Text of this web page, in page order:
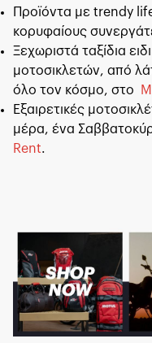
Προϊόντα με trendy
κορυφαίους
Ξεχωριστά ταξίδια
μοτοσικλετών, από
όλο τον κόσμο, στο
Εξαιρετικές
μέρα, ένα
Rent.